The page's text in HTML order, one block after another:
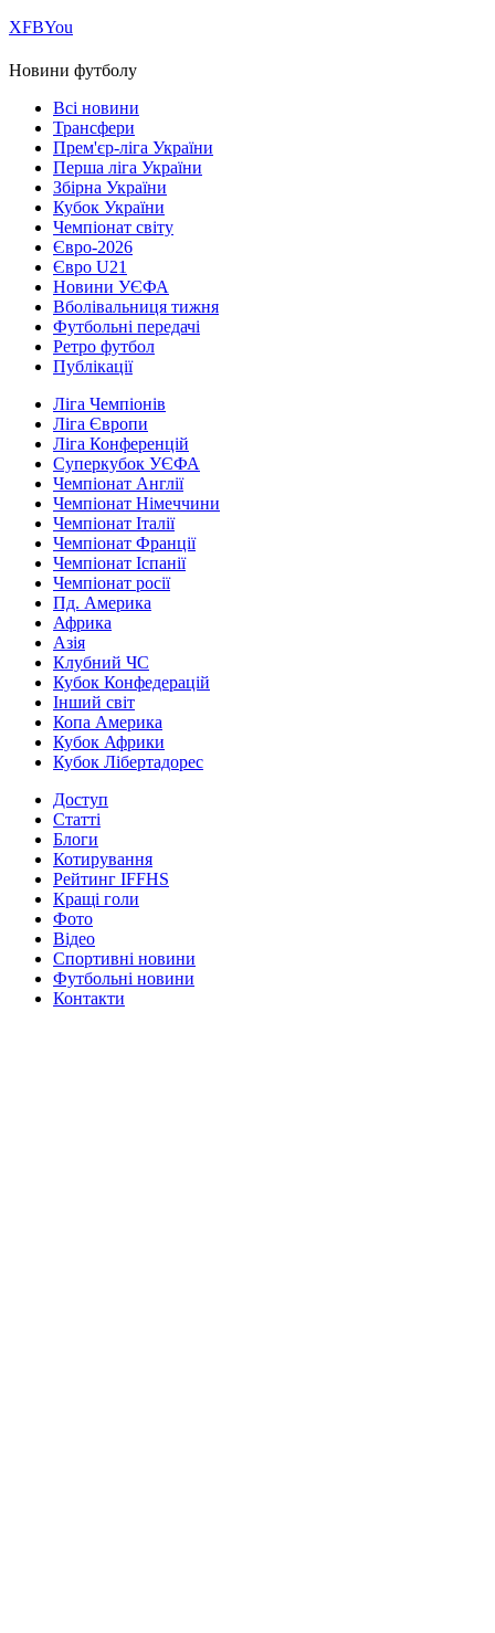
ХFBYou
Новини футболу
Всі новини
Трансфери
Прем'єр-ліга України
Перша ліга України
Збірна України
Кубок України
Чемпіонат світу
Євро-2026
Євро U21
Новини УЄФА
Вболівальниця тижня
Футбольні передачі
Ретро футбол
Публікації
Ліга Чемпіонів
Ліга Європи
Ліга Конференцій
Суперкубок УЄФА
Чемпіонат Англії
Чемпіонат Німеччини
Чемпіонат Італії
Чемпіонат Франції
Чемпіонат Іспанії
Чемпіонат росії
Пд. Америка
Африка
Азія
Клубний ЧС
Кубок Конфедерацій
Інший світ
Копа Америка
Кубок Африки
Кубок Лібертадорес
Доступ
Статті
Блоги
Котирування
Рейтинг IFFHS
Кращі голи
Фото
Відео
Спортивні новини
Футбольні новини
Контакти